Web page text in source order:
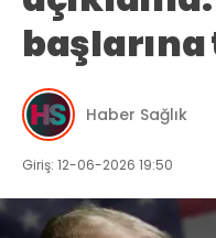
Haber Sağlık
Giriş: 12-06-2026 19:50